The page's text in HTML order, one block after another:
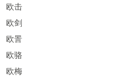
欧击
欧剑
欧詈
欧骆
欧梅